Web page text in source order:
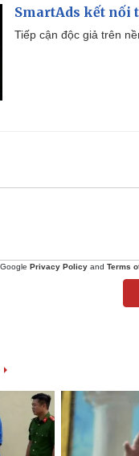
SmartAds kết nối
Tiếp cận độc giả trên
Privacy Policy and Terms